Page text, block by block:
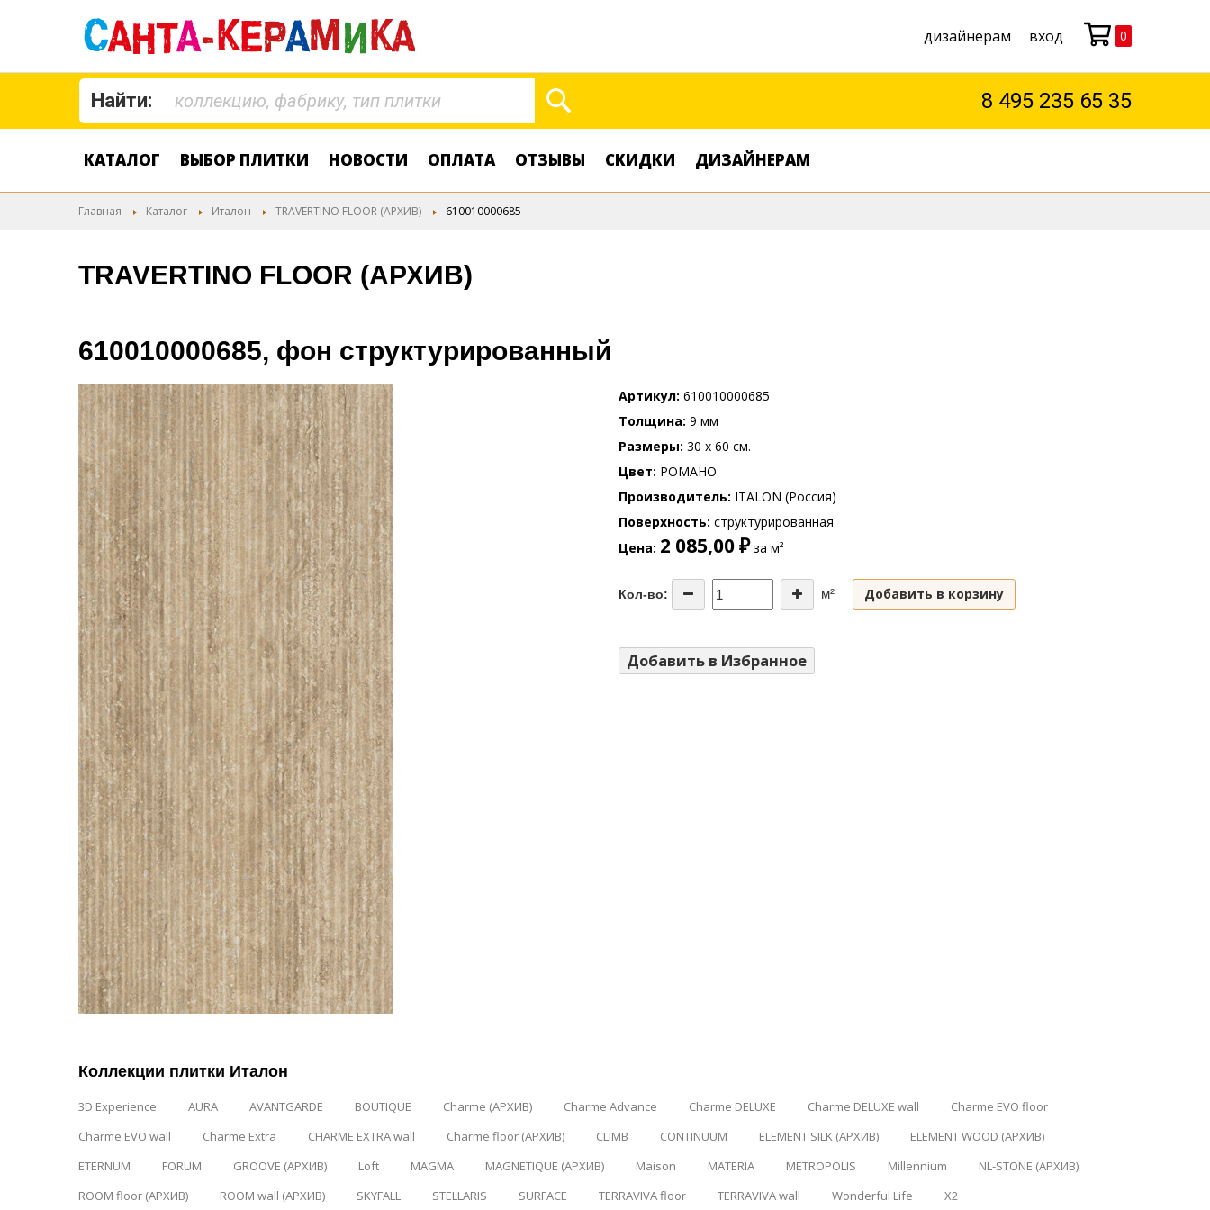
дизайнерам вход Моя корзина
0
Найти: 8 495 235 65 35
КАТАЛОГ ВЫБОР ПЛИТКИ НОВОСТИ ОПЛАТА ОТЗЫВЫ СКИДКИ ДИЗАЙНЕРАМ
Главная Каталог Италон TRAVERTINO FLOOR (АРХИВ) 610010000685
TRAVERTINO FLOOR (АРХИВ)
610010000685, фон структурированный
Артикул 610010000685
Толщина 9 мм
Размеры 30 x 60 см.
Цвет РОМАНО
Производитель ITALON (Россия)
Поверхность структурированная
Цена 2 085,00 ₽за м²
Кол-во: м² Добавить в корзину
Добавить в Избранное
Коллекции плитки Италон
3D Experience AURA AVANTGARDE BOUTIQUE Charme (АРХИВ) Charme Advance Charme DELUXE Charme DELUXE wall
Charme EVO floor
Charme EVO wall
Charme Extra CHARME EXTRA wall Charme floor (АРХИВ) CLIMB CONTINUUM ELEMENT SILK (АРХИВ)
ELEMENT WOOD (АРХИВ)
ETERNUM
FORUM GROOVE (АРХИВ) Loft MAGMA MAGNETIQUE (АРХИВ) Maison MATERIA METROPOLIS Millennium
NL-STONE (АРХИВ)
ROOM floor (АРХИВ)
ROOM wall (АРХИВ) SKYFALL STELLARIS SURFACE TERRAVIVA floor TERRAVIVA wall Wonderful Life X2